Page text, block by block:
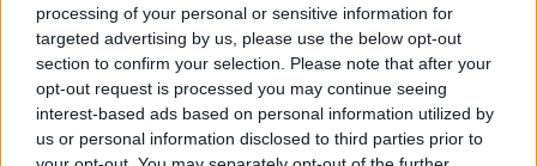
processing of your personal or sensitive information for
targeted advertising by us, please use the below opt-out
section to confirm your selection. Please note that after your
opt-out request is processed you may continue seeing
interest-based ads based on personal information utilized by
us or personal information disclosed to third parties prior to